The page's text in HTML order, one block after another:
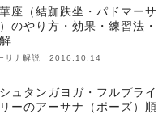
座（結跏趺坐・パドマーサ
のやり方・効果・練習法・
サナ解説 2016.10.14
ュタンガヨガ・フルプライ
ーのアーサナ（ポーズ）順